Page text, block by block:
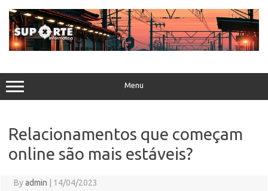
content
Menu
Relacionamentos que começam
online são mais estáveis?
Byadmin 14/04/2023